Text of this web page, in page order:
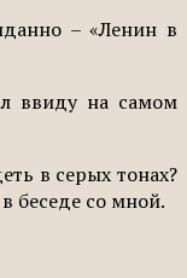
– «Ленин в
ввиду на самом
в серых тонах?
беседе со мной.